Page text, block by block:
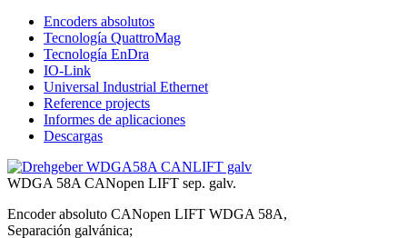
Encoders absolutos
Tecnología QuattroMag
Tecnología EnDra
IO-Link
Universal Industrial Ethernet
Reference projects
Informes de aplicaciones
Descargas
WDGA 58A CANopen LIFT sep. galv.
Encoder absoluto CANopen LIFT WDGA 58A,
Separación galvánica;